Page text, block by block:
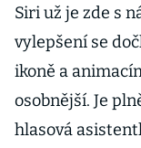
Siri už je zde s
vylepšení se
ikoně a
osobnější. Je
hlasová